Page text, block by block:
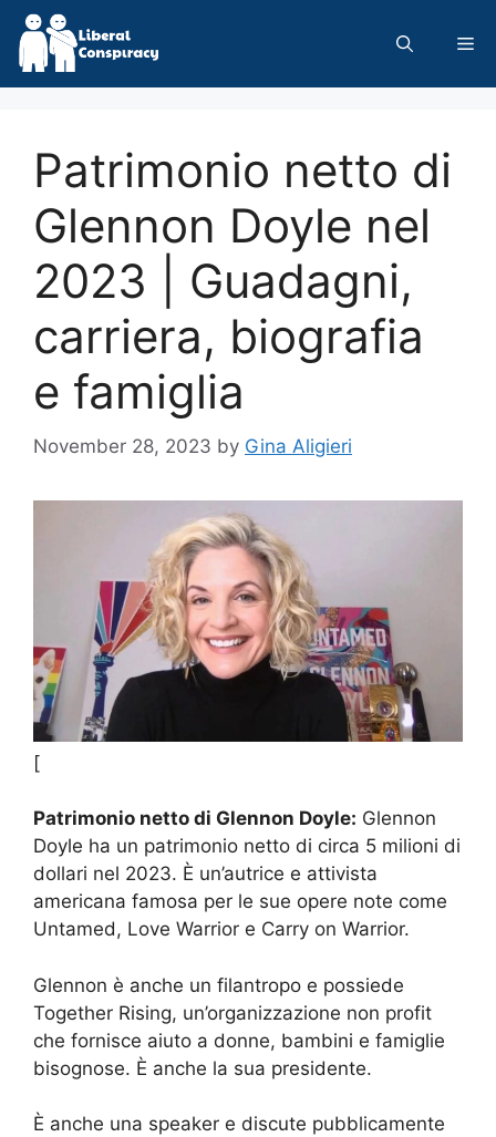
Skip
content
Patrimonio netto di
Glennon Doyle nel
2023 | Guadagni,
carriera, biografia
e famiglia
November 28, 2023 by Gina Aligieri
[
Patrimonio netto di Glennon Doyle: Glennon
Doyle ha un patrimonio netto di circa 5 milioni di
dollari nel 2023. È un’autrice e attivista
americana famosa per le sue opere note come
Untamed, Love Warrior e Carry on Warrior.
Glennon è anche un filantropo e possiede
Together Rising, un’organizzazione non profit
che fornisce aiuto a donne, bambini e famiglie
bisognose. È anche la sua presidente.
È anche una speaker e discute pubblicamente